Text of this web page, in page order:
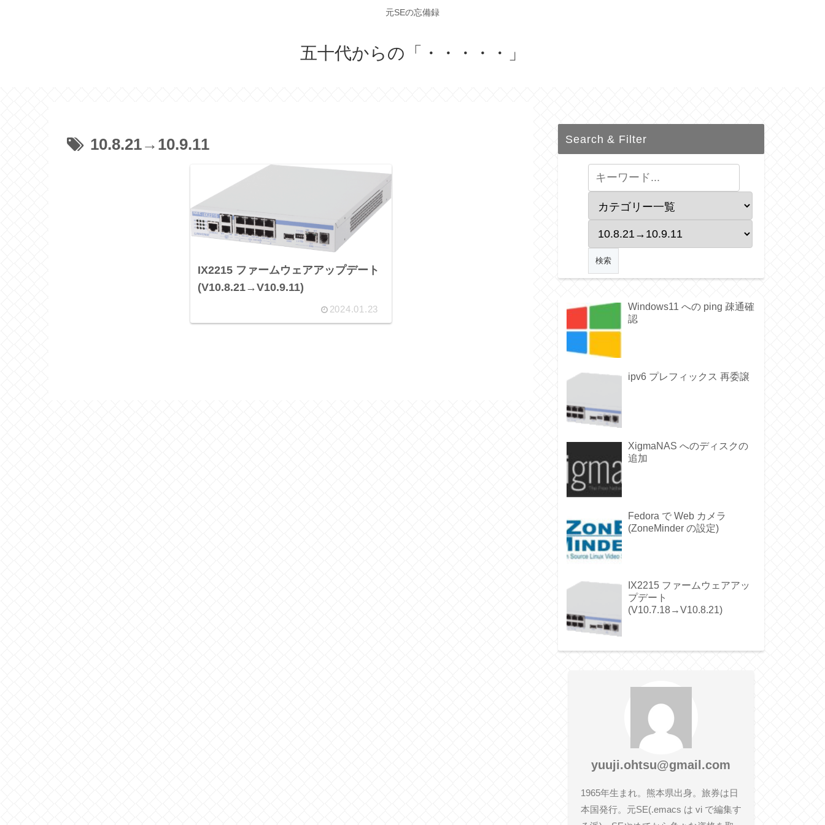
元SEの忘備録
五十代からの「・・・・・」
10.8.21→10.9.11
IX2215 ファームウェアアップデート
(V10.8.21→V10.9.11)
2024.01.23
Search & Filter
Windows11 への ping 疎通確
認
ipv6 プレフィックス 再委譲
XigmaNAS へのディスクの
追加
Fedora で Web カメラ
(ZoneMinder の設定)
IX2215 ファームウェアアッ
プデート
(V10.7.18→V10.8.21)
yuuji.ohtsu@gmail.com
1965年生まれ。熊本県出身。旅券は日
本国発行。元SE(.emacs は vi で編集す